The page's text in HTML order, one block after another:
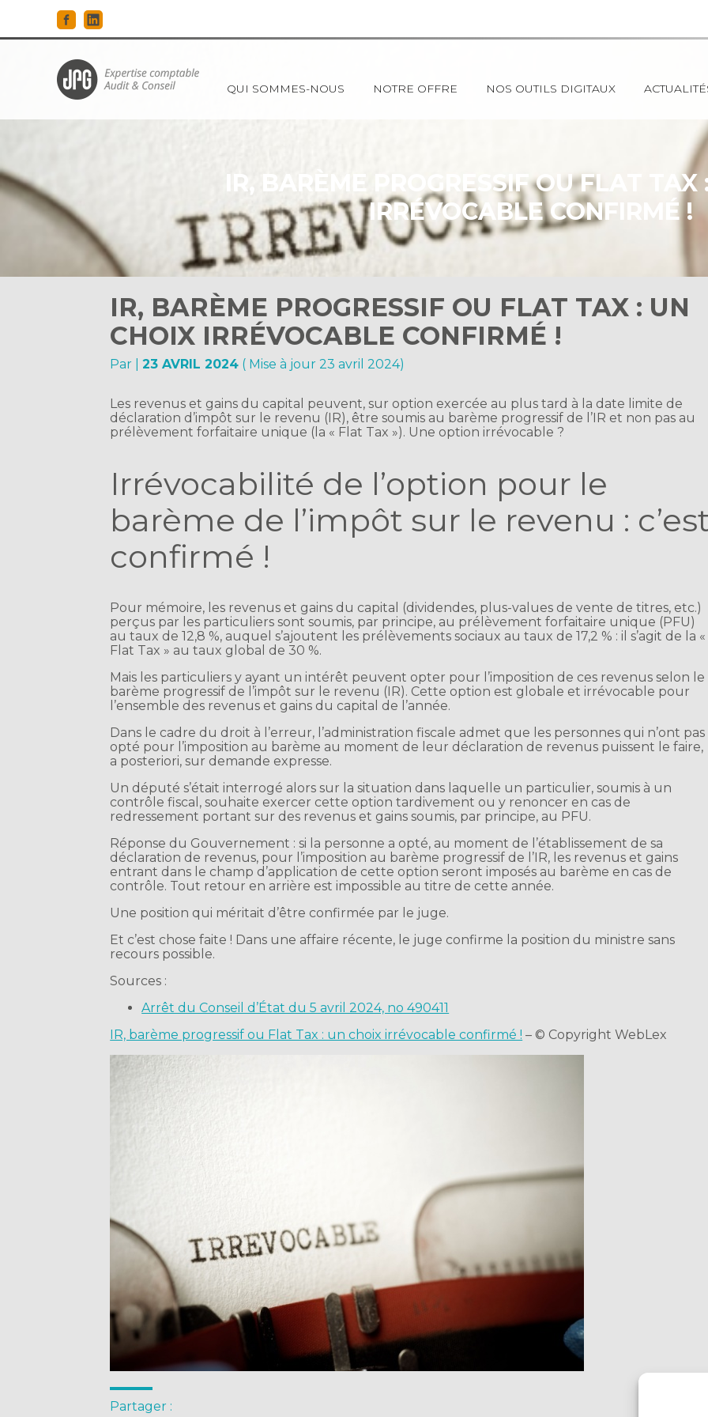
au
Principal
QUI SOMMES-NOUS NOTRE OFFRE NOS OUTILS DIGITAUX
IR, BARÈME PROGRESSIF OU FLAT
IRRÉVOCABLE CONFIRMÉ !
IR, BARÈME PROGRESSIF OU FLAT TAX : UN
CHOIX IRRÉVOCABLE CONFIRMÉ !
Par |23 AVRIL 2024 ( Mise à jour 23 avril 2024)
Les revenus et gains du capital peuvent, sur option exercée au plus tard à la date limite de
déclaration d’impôt sur le revenu (IR), être soumis au barème progressif de l’IR et non pas au
prélèvement forfaitaire unique (la « Flat Tax »). Une option irrévocable ?
Irrévocabilité de l’option pour le
barème de l’impôt sur le revenu :
confirmé !
Pour mémoire, les revenus et gains du capital (dividendes, plus-values de vente de titres, etc.)
perçus par les particuliers sont soumis, par principe, au prélèvement forfaitaire unique (PFU)
au taux de 12,8 %, auquel s’ajoutent les prélèvements sociaux au taux de 17,2 % : il s’agit de la «
Flat Tax » au taux global de 30 %.
Mais les particuliers y ayant un intérêt peuvent opter pour l’imposition de ces revenus selon le
barème progressif de l’impôt sur le revenu (IR). Cette option est globale et irrévocable pour
l’ensemble des revenus et gains du capital de l’année.
Dans le cadre du droit à l’erreur, l’administration fiscale admet que les personnes qui n’ont pas
opté pour l’imposition au barème au moment de leur déclaration de revenus puissent le faire,
a posteriori, sur demande expresse.
Un député s’était interrogé alors sur la situation dans laquelle un particulier, soumis à un
contrôle fiscal, souhaite exercer cette option tardivement ou y renoncer en cas de
redressement portant sur des revenus et gains soumis, par principe, au PFU.
Réponse du Gouvernement : si la personne a opté, au moment de l’établissement de sa
déclaration de revenus, pour l’imposition au barème progressif de l’IR, les revenus et gains
entrant dans le champ d’application de cette option seront imposés au barème en cas de
contrôle. Tout retour en arrière est impossible au titre de cette année.
Une position qui méritait d’être confirmée par le juge.
Et c’est chose faite ! Dans une affaire récente, le juge confirme la position du ministre sans
recours possible.
Sources :
Arrêt du Conseil d’État du 5 avril 2024, no 490411
IR, barème progressif ou Flat Tax : un choix irrévocable confirmé ! – © Copyright WebLex
Partager :